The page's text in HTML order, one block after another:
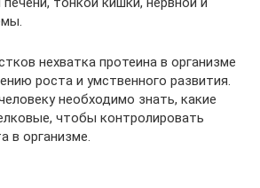
нехватка протеина в организме
роста и умственного развития.
необходимо знать, какие
чтобы контролировать
в организме.